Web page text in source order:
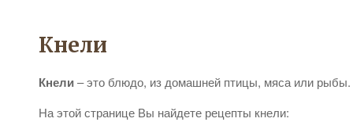
Кнели
Кнели– это блюдо, из домашней птицы, мяса или
На этой странице Вы найдете рецепты кнели: